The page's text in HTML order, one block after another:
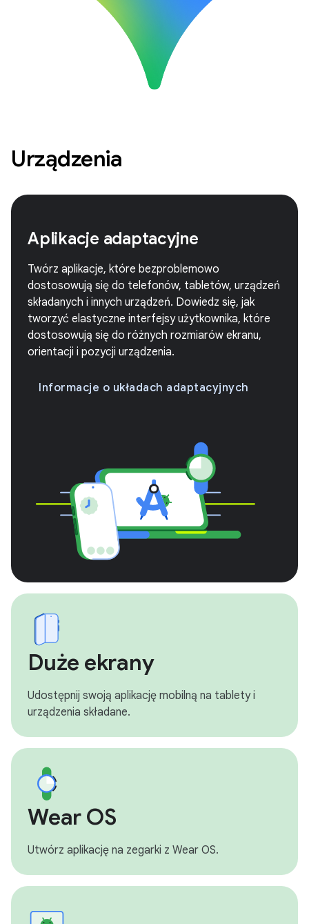
Urządzenia
Aplikacje adaptacyjne
Twórz aplikacje, które bezproblemowo
dostosowują się do telefonów, tabletów, urządzeń
składanych i innych urządzeń. Dowiedz się, jak
tworzyć elastyczne interfejsy użytkownika, które
dostosowują się do różnych rozmiarów ekranu,
orientacji i pozycji urządzenia.
Informacje o układach adaptacyjnych
Duże ekrany
Udostępnij swoją aplikację mobilną na tablety i
urządzenia składane.
Wear OS
Utwórz aplikację na zegarki z Wear OS.